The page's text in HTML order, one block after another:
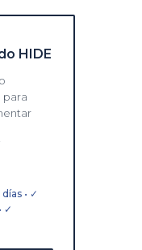
HIDE
para
• ✓
✓